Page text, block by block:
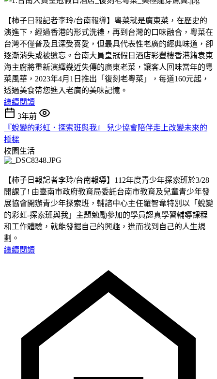
【柿子日報記者李玲/台南報導】粵菜就是廣東菜，在歷史的
演進下，經過香港的形式洗禮，再到台灣的口味融合，粵菜在
台灣不僅普及且深受喜愛，但最具代表性老廣的經典味道，卻
逐漸消失或被遺忘。台南大員皇冠假日酒店彩豐樓香港籍袁東
海主廚將重新演繹幾近失傳的廣東老菜，讓客人回味當年的粵
菜風華，2023年4月1日推出「復刻老粵菜」，每道160元起，
透過美食帶您進入老廣的美味記憶。
繼續閱讀
3年前
『蛻變的彩虹．探索班與我』 兒少協會陪伴走上改變未來的
橋樑
校園生活
【柿子日報記者李玲/台南報導】112年度青少年探索班於3/28
開課了! 由臺南市政府教育局委託台南市教育及兒童青少年發
展協會開辦青少年探索班，輔諮中心主任羅智韋特別以「蛻變
的彩虹-探索班與我」主題勉勵參加的學員認真學習輔導課程
和工作體驗，就能發掘自己的興趣，進而找到自己的人生規
劃。
繼續閱讀